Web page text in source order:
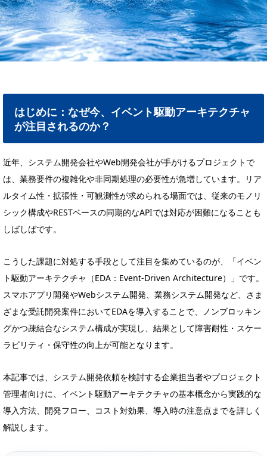
はじめに：なぜ今、イベント駆動アーキテクチャ
が注目されるのか？
近年、システム開発会社やWeb開発会社が手がけるプロジェクトで
は、業務要件の複雑化や非同期処理の必要性が急増しています。リア
ルタイム性・拡張性・可観測性が求められる場面では、従来のモノリ
シック構成やRESTベースの同期的なAPIでは対応が困難になることも
しばしばです。
こうした課題に対処する手段として注目を集めているのが、「イベン
ト駆動アーキテクチャ（EDA：Event-Driven Architecture）」です。
スマホアプリ開発やWebシステム開発、業務システム開発など、さま
ざまな受託開発案件においてEDAを導入することで、ノンブロッキン
グかつ疎結合なシステム構成が実現し、結果として障害耐性・スケー
ラビリティ・保守性の向上が可能となります。
本記事では、システム開発依頼を検討する企業担当者やプロジェクト
管理者向けに、イベント駆動アーキテクチャの基本概念から実践的な
導入方法、開発フロー、コスト対効果、導入時の注意点までを詳しく
解説します。